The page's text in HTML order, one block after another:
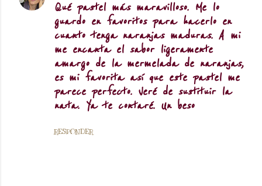
Qué pastel más maravilloso. Me lo
guardo en favoritos para hacerlo en
cuanto tenga naranjas maduras. A mi
me encanta el sabor ligeramente
amargo de la mermelada de naranjas,
es mi favorita así que este pastel me
parece perfecto. Veré de sustituir la
nata. Ya te contaré. Un beso
RESPONDER